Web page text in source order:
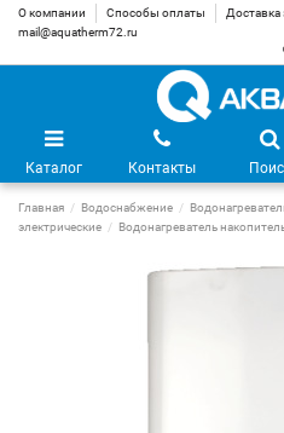
О компании Способы оплаты Доставка
mail@aquatherm72.ru
Каталог Контакты
Главная Водоснабжение
электрические
Водонагреватель